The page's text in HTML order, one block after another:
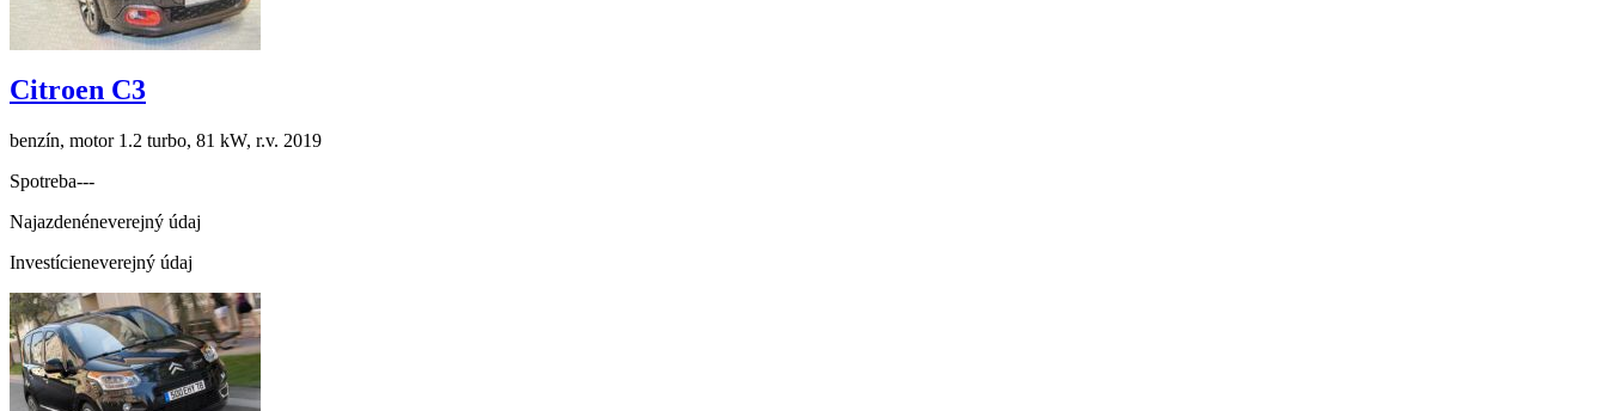
Citroen C3
benzín, motor 1.2 turbo, 81 kW, r.v. 2019
Spotreba---
Najazdenéneverejný údaj
Investícieneverejný údaj